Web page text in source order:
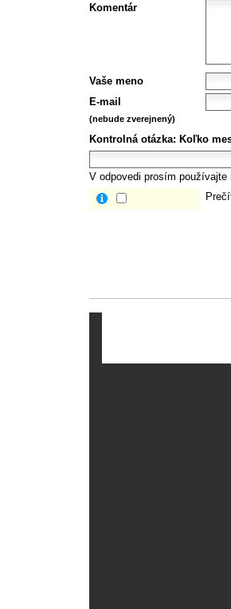
Komentár
Vaše meno
E-mail
(nebude zverejnený)
Kontrolná otázka: Koľko
V odpovedi prosím